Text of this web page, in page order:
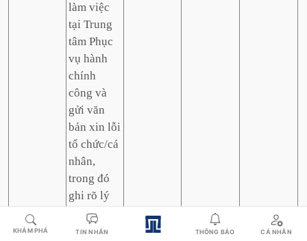
làm việc
tại Trung
tâm Phục
vụ hành
chính
công và
gửi văn
bản xin lỗi
tổ chức/cá
nhân,
trong đó
ghi rõ lý
do quá
hạn, thời
KHÁM PHÁ TIN NHẮN THÔNG BÁO CÁ NHÂN